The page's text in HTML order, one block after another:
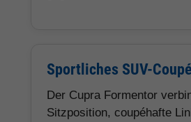
Sportliches SUV-Coupé
Der Cupra Formentor
Sitzposition, coupéhafte